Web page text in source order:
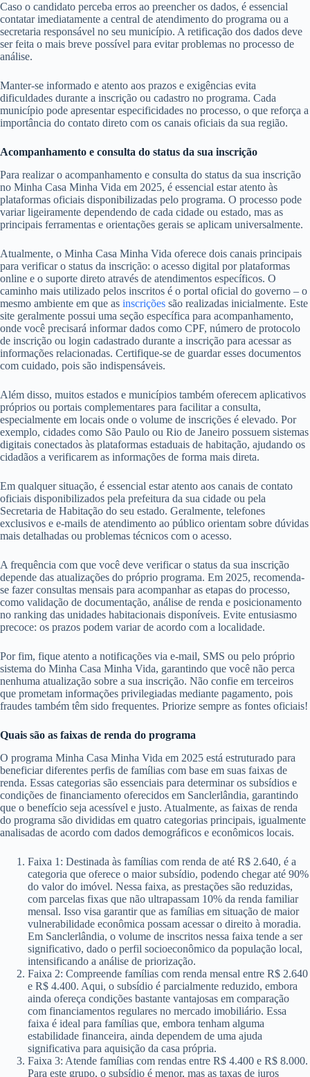
Caso o candidato perceba erros ao preencher os dados, é essencial
contatar imediatamente a central de atendimento do programa ou a
secretaria responsável no seu município. A retificação dos dados deve
ser feita o mais breve possível para evitar problemas no processo de
análise.
Manter-se informado e atento aos prazos e exigências evita
dificuldades durante a inscrição ou cadastro no programa. Cada
município pode apresentar especificidades no processo, o que reforça a
importância do contato direto com os canais oficiais da sua região.
Acompanhamento e consulta do status da sua inscrição
Para realizar o acompanhamento e consulta do status da sua inscrição
no Minha Casa Minha Vida em 2025, é essencial estar atento às
plataformas oficiais disponibilizadas pelo programa. O processo pode
variar ligeiramente dependendo de cada cidade ou estado, mas as
principais ferramentas e orientações gerais se aplicam universalmente.
Atualmente, o Minha Casa Minha Vida oferece dois canais principais
para verificar o status da inscrição: o acesso digital por plataformas
online e o suporte direto através de atendimentos específicos. O
caminho mais utilizado pelos inscritos é o portal oficial do governo – o
mesmo ambiente em que as inscrições são realizadas inicialmente. Este
site geralmente possui uma seção específica para acompanhamento,
onde você precisará informar dados como CPF, número de protocolo
de inscrição ou login cadastrado durante a inscrição para acessar as
informações relacionadas. Certifique-se de guardar esses documentos
com cuidado, pois são indispensáveis.
Além disso, muitos estados e municípios também oferecem aplicativos
próprios ou portais complementares para facilitar a consulta,
especialmente em locais onde o volume de inscrições é elevado. Por
exemplo, cidades como São Paulo ou Rio de Janeiro possuem sistemas
digitais conectados às plataformas estaduais de habitação, ajudando os
cidadãos a verificarem as informações de forma mais direta.
Em qualquer situação, é essencial estar atento aos canais de contato
oficiais disponibilizados pela prefeitura da sua cidade ou pela
Secretaria de Habitação do seu estado. Geralmente, telefones
exclusivos e e-mails de atendimento ao público orientam sobre dúvidas
mais detalhadas ou problemas técnicos com o acesso.
A frequência com que você deve verificar o status da sua inscrição
depende das atualizações do próprio programa. Em 2025, recomenda-
se fazer consultas mensais para acompanhar as etapas do processo,
como validação de documentação, análise de renda e posicionamento
no ranking das unidades habitacionais disponíveis. Evite entusiasmo
precoce: os prazos podem variar de acordo com a localidade.
Por fim, fique atento a notificações via e-mail, SMS ou pelo próprio
sistema do Minha Casa Minha Vida, garantindo que você não perca
nenhuma atualização sobre a sua inscrição. Não confie em terceiros
que prometam informações privilegiadas mediante pagamento, pois
fraudes também têm sido frequentes. Priorize sempre as fontes oficiais!
Quais são as faixas de renda do programa
O programa Minha Casa Minha Vida em 2025 está estruturado para
beneficiar diferentes perfis de famílias com base em suas faixas de
renda. Essas categorias são essenciais para determinar os subsídios e
condições de financiamento oferecidos em Sanclerlândia, garantindo
que o benefício seja acessível e justo. Atualmente, as faixas de renda
do programa são divididas em quatro categorias principais, igualmente
analisadas de acordo com dados demográficos e econômicos locais.
Faixa 1: Destinada às famílias com renda de até R$ 2.640, é a
categoria que oferece o maior subsídio, podendo chegar até 90%
do valor do imóvel. Nessa faixa, as prestações são reduzidas,
com parcelas fixas que não ultrapassam 10% da renda familiar
mensal. Isso visa garantir que as famílias em situação de maior
vulnerabilidade econômica possam acessar o direito à moradia.
Em Sanclerlândia, o volume de inscritos nessa faixa tende a ser
significativo, dado o perfil socioeconômico da população local,
intensificando a análise de priorização.
Faixa 2: Compreende famílias com renda mensal entre R$ 2.640
e R$ 4.400. Aqui, o subsídio é parcialmente reduzido, embora
ainda ofereça condições bastante vantajosas em comparação
com financiamentos regulares no mercado imobiliário. Essa
faixa é ideal para famílias que, embora tenham alguma
estabilidade financeira, ainda dependem de uma ajuda
significativa para aquisição da casa própria.
Faixa 3: Atende famílias com rendas entre R$ 4.400 e R$ 8.000.
Para este grupo, o subsídio é menor, mas as taxas de juros